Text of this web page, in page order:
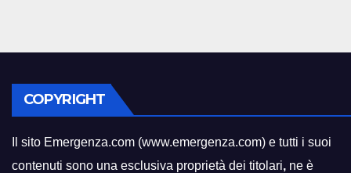
COPYRIGHT
Il sito Emergenza.com (www.emergenza.com) e tutti i suoi
contenuti sono una esclusiva proprietà dei titolari, ne è